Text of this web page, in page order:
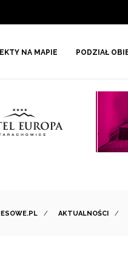
NA MAPIE PODZIAŁ
/ AKTUALNOŚCI /